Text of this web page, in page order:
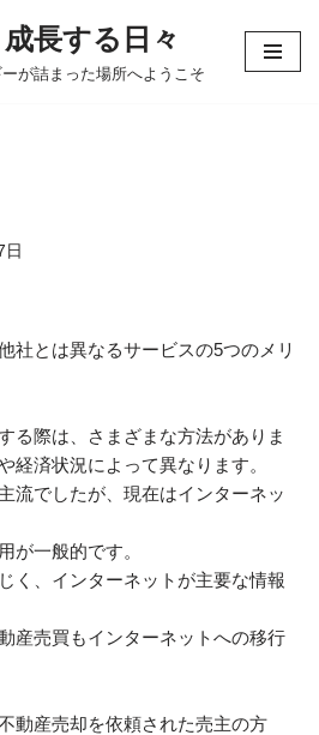
長する日々
が詰まった場所へようこそ
社とは異なるサービスの5つのメリ
る際は、さまざまな方法がありま
経済状況によって異なります。
流でしたが、現在はインターネッ
が一般的です。
く、インターネットが主要な情報
産売買もインターネットへの移行
動産売却を依頼された売主の方